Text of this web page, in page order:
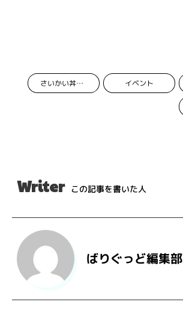
さいかい丼フェア2018 イベント
Writer この記事を書いた人
ばりぐっど編集部